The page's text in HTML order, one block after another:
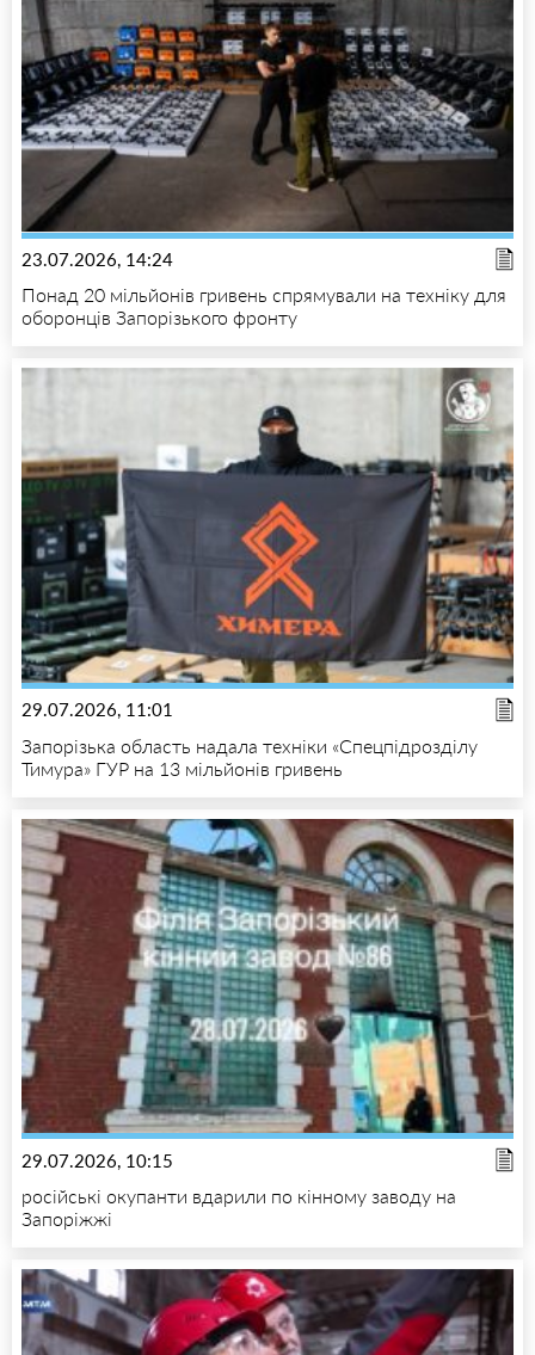
23.07.2026, 14:24
Понад 20 мільйонів гривень спрямували на техніку для
оборонців Запорізького фронту
29.07.2026, 11:01
Запорізька область надала техніки «Спецпідрозділу
Тимура» ГУР на 13 мільйонів гривень
29.07.2026, 10:15
російські окупанти вдарили по кінному заводу на
Запоріжжі